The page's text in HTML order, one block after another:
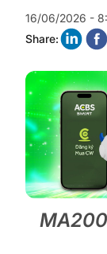
16/06/2026 -
Share: